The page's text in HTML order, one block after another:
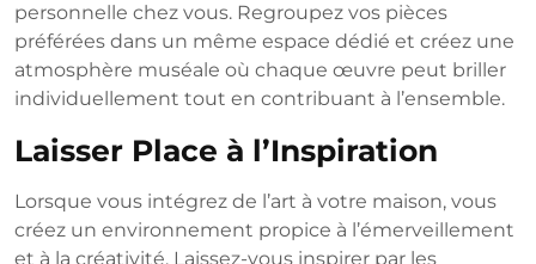
personnelle chez vous. Regroupez vos pièces
préférées dans un même espace dédié et créez une
atmosphère muséale où chaque œuvre peut briller
individuellement tout en contribuant à l’ensemble.
Laisser Place à l’Inspiration
Lorsque vous intégrez de l’art à votre maison, vous
créez un environnement propice à l’émerveillement
et à la créativité. Laissez-vous inspirer par les